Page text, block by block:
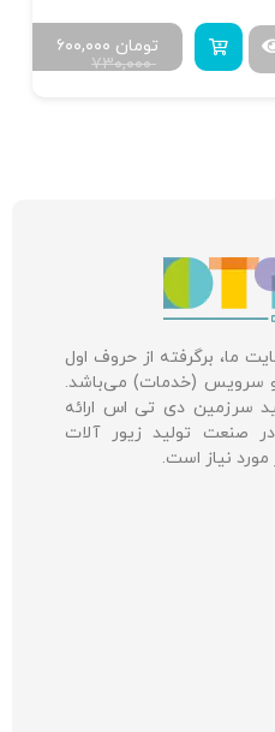
۷۳۰,۰۰۰
۶۰۰,۰۰۰ تومان
ما، برگرفته از حروف اول
و سرویس (خدمات) می‌باشد.
سرزمین دی تی اس ارائه
صنعت تولید زیور آلات
نیاز است.